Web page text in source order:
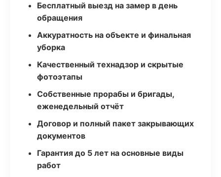
Бесплатный выезд на замер в день
обращения
Аккуратность на объекте и финальная
уборка
Качественный технадзор и скрытые
фотоэтапы
Собственные прорабы и бригады,
еженедельный отчёт
Договор и полный пакет закрывающих
документов
Гарантия до 5 лет на основные виды
работ